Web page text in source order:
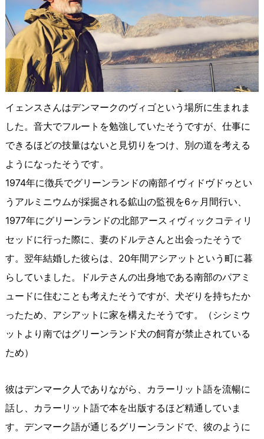
イェンスさんはデンマークのヴィゴという場所に生まれま
した。音大でフルートを勉強していたそうですが、仕事に
できるほどの技量はないと見切りをつけ、別の道を考える
ようになったそうです。
1974年に徴兵でグリーンランドの南部イヴィドヴドゥとい
うアルミニウムが採掘される鉱山の監視を6ヶ月間行い、
1977年にグリーンランドの北部アースィヴィックコティリ
セッドに行った際に、妻のドルテさんと出会ったそうで
す。翌年結婚した彼らは、20年間アシアットという町に暮
らしていました。ドルテさんの出身地である南部のパアミ
ュードに住むことも考えたそうですが、犬ぞりを持ちたか
ったため、アシアットに家を構えたそうです。（シシミウ
ットより南ではグリーンランド犬の飼育が禁止されている
ため）
彼はデンマーク人でありながら、カラーリット語を流暢に
話し、カラーリット語で本を出版するほど精通していま
す。デンマーク語が通じるグリーンランドで、彼のように